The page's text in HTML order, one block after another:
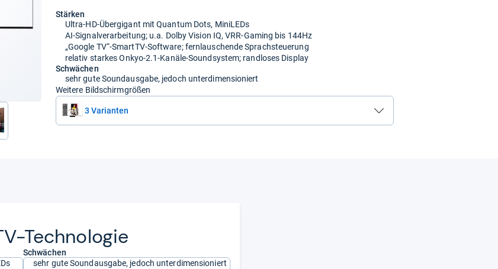
nächste
Stärken
Ultra-HD-Übergigant mit Quantum Dots, MiniLEDs
AI-Signalverarbeitung; u.a. Dolby Vision IQ, VRR-Gaming bis 144Hz
„Google TV“-SmartTV-Software; fernlauschende Sprachsteuerung
relativ starkes Onkyo-2.1-Kanäle-Soundsystem; randloses Display
Schwächen
sehr gute Soundausgabe, jedoch unterdimensioniert
Weitere Bildschirmgrößen
3 Varianten
​Tech­no­lo­gie
Schwächen
sehr gute Soundausgabe, jedoch unterdimensioniert